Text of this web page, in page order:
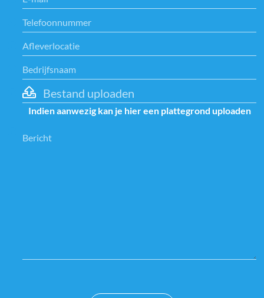
Bestand uploaden
Indien aanwezig kan je hier een plattegrond uploaden